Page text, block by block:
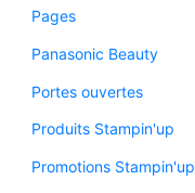
Pages
Panasonic Beauty
Portes ouvertes
Produits Stampin'up
Promotions Stampin'up